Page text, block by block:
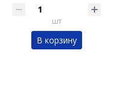
шт
В корзину